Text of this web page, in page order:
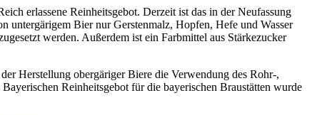
erlassene Reinheitsgebot. Derzeit ist das in der Neufassung
untergärigem Bier nur Gerstenmalz, Hopfen, Hefe und Wasser
werden. Außerdem ist ein Farbmittel aus Stärkezucker
Herstellung obergäriger Biere die Verwendung des Rohr-,
Reinheitsgebot für die bayerischen Braustätten wurde